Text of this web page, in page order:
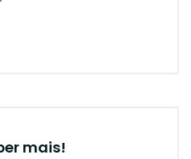
mais!